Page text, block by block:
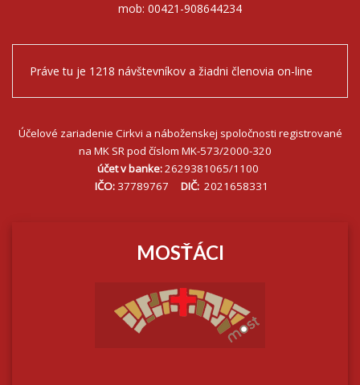
mob: 00421-908644234
Práve tu je 1218 návštevníkov a žiadni členovia on-line
Účelové zariadenie Cirkvi a náboženskej spoločnosti registrované
na MK SR pod číslom MK-573/2000-320
účet v banke:2629381065/1100
IČO:37789767 DIČ:2021658331
MOSŤÁCI